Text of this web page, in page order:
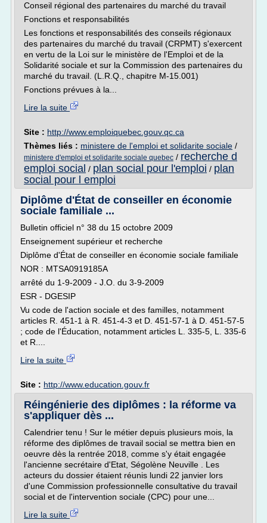
Conseil régional des partenaires du marché du travail
Fonctions et responsabilités
Les fonctions et responsabilités des conseils régionaux
des partenaires du marché du travail (CRPMT) s'exercent
en vertu de la Loi sur le ministère de l'Emploi et de la
Solidarité sociale et sur la Commission des partenaires du
marché du travail. (L.R.Q., chapitre M-15.001)
Fonctions prévues à la...
Lire la suite
Site : http://www.emploiquebec.gouv.qc.ca
Thèmes liés : ministere de l'emploi et solidarite sociale /
ministere d'emploi et solidarite sociale quebec / recherche d
emploi social / plan social pour l'emploi / plan
social pour l emploi
Diplôme d'État de conseiller en économie
sociale familiale ...
Bulletin officiel n° 38 du 15 octobre 2009
Enseignement supérieur et recherche
Diplôme d'État de conseiller en économie sociale familiale
NOR : MTSA0919185A
arrêté du 1-9-2009 - J.O. du 3-9-2009
ESR - DGESIP
Vu code de l'action sociale et des familles, notamment
articles R. 451-1 à R. 451-4-3 et D. 451-57-1 à D. 451-57-5
; code de l'Éducation, notamment articles L. 335-5, L. 335-6
et R....
Lire la suite
Site : http://www.education.gouv.fr
Réingénierie des diplômes : la réforme va
s'appliquer dès ...
Calendrier tenu ! Sur le métier depuis plusieurs mois, la
réforme des diplômes de travail social se mettra bien en
oeuvre dès la rentrée 2018, comme s'y était engagée
l'ancienne secrétaire d'Etat, Ségolène Neuville . Les
acteurs du dossier étaient réunis lundi 22 janvier lors
d'une Commission professionnelle consultative du travail
social et de l'intervention sociale (CPC) pour une...
Lire la suite